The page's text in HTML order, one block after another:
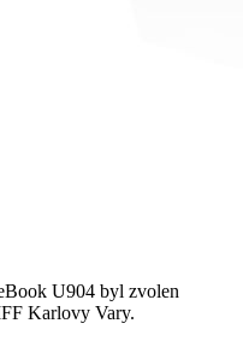
U904 byl zvolen
Karlovy Vary.